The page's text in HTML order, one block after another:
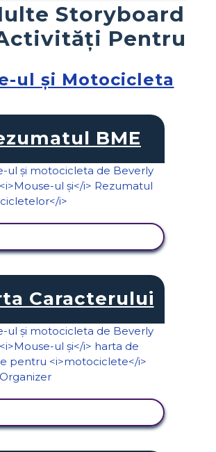
Storyboard
Pentru
ul și Motocicleta
BME
Caracterului